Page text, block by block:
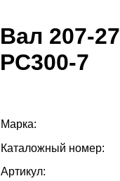
Вал 207-
PC300-7
Марка:
Каталожный номер:
Артикул: